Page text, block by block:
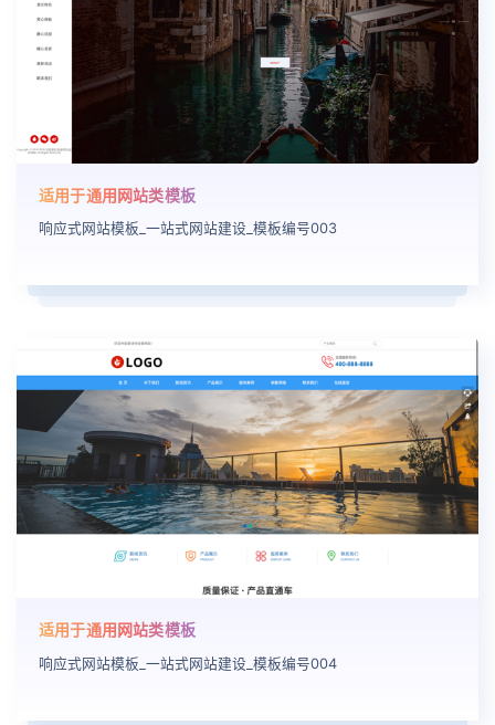
适用于通用网站类模板
响应式网站模板_一站式网站建设_模板编号003
适用于通用网站类模板
响应式网站模板_一站式网站建设_模板编号004